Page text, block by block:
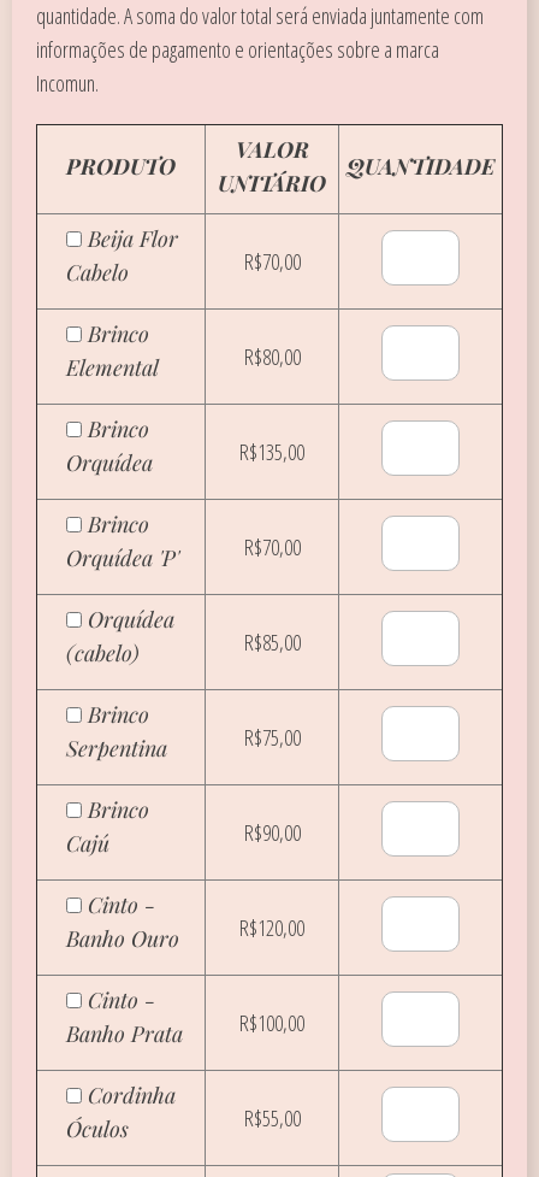
quantidade. A soma do valor total será enviada juntamente com
informações de pagamento e orientações sobre a marca
Incomun.
PRODUTO
VALOR
UNITÁRIO
QUANTIDADE
Beija Flor
Cabelo
R$70,00
Brinco
Elemental
R$80,00
Brinco
Orquídea
R$135,00
Brinco
Orquídea 'P'
R$70,00
Orquídea
(cabelo)
R$85,00
Brinco
Serpentina
R$75,00
Brinco
Cajú
R$90,00
Cinto -
Banho Ouro
R$120,00
Cinto -
Banho Prata
R$100,00
Cordinha
Óculos
R$55,00